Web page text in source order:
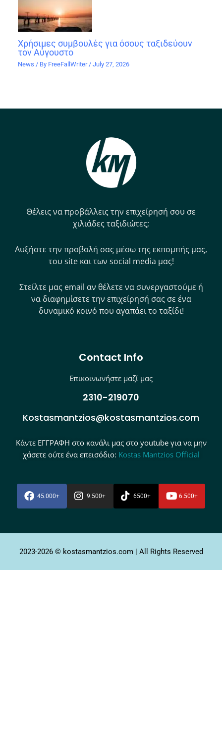
Χρήσιμες συμβουλές για όσους ταξιδεύουν
τον Αύγουστο
News / By FreeFallWriter/July 27, 2026
Θέλεις να προβάλλεις την επιχείρησή σου σε
χιλιάδες ταξιδιώτες;
Αυξήστε την προβολή σας μέσω της εκπομπής μας,
του site και των social media μας!
Στείλτε μας email αν θέλετε να συνεργαστούμε ή
να διαφημίσετε την επιχείρησή σας σε ένα
δυναμικό κοινό που αγαπάει το ταξίδι!
Contact Info
Επικοινωνήστε μαζί μας
2310-219070
Kostasmantzios@kostasmantzios.com
Κάντε ΕΓΓΡΑΦΗ στο κανάλι μας στο youtube για να μην
χάσετε ούτε ένα επεισόδιο: Kostas Mantzios Official
45.000+ 9.500+ 6500+ 6.500+
2023-2026 © kostasmantzios.com | All Rights Reserved